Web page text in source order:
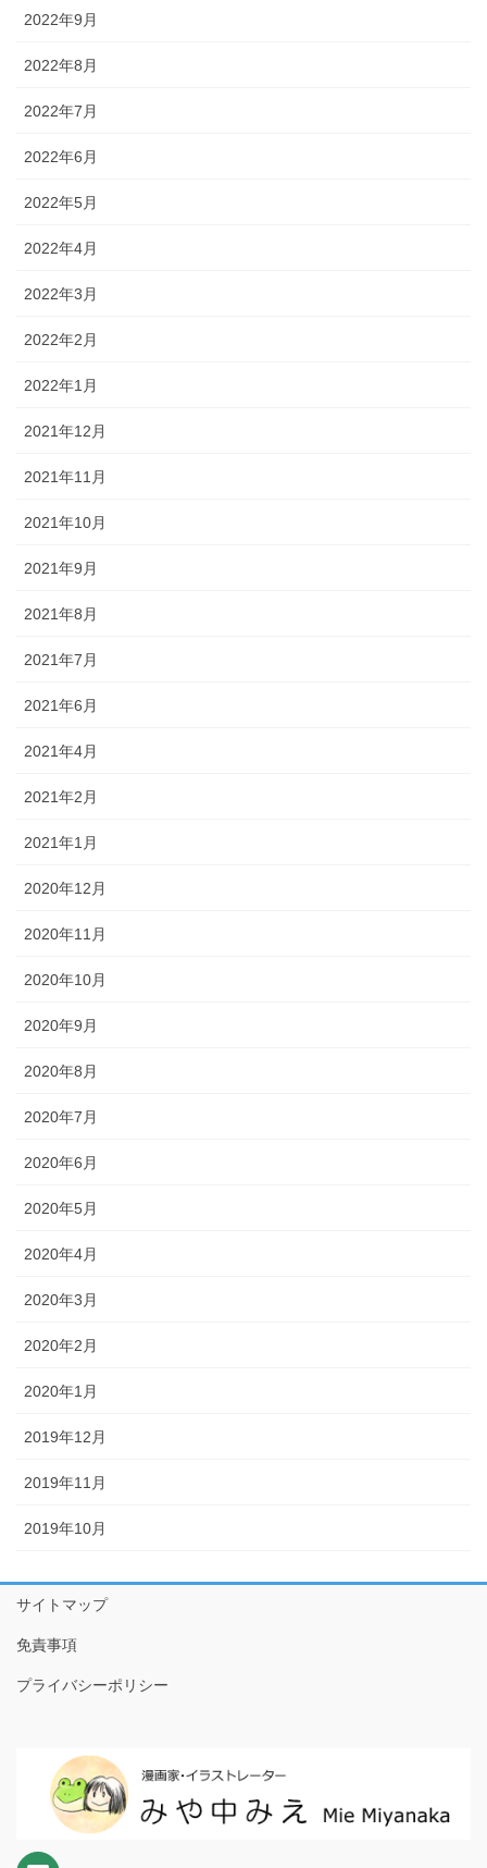
2022年9月
2022年8月
2022年7月
2022年6月
2022年5月
2022年4月
2022年3月
2022年2月
2022年1月
2021年12月
2021年11月
2021年10月
2021年9月
2021年8月
2021年7月
2021年6月
2021年4月
2021年2月
2021年1月
2020年12月
2020年11月
2020年10月
2020年9月
2020年8月
2020年7月
2020年6月
2020年5月
2020年4月
2020年3月
2020年2月
2020年1月
2019年12月
2019年11月
2019年10月
サイトマップ
免責事項
プライバシーポリシー